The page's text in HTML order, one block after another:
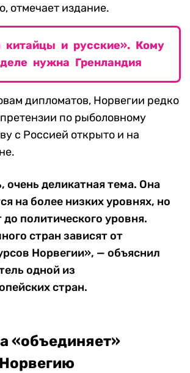
отмечает издание.
китайцы и русские». Кому
нужна Гренландия
дипломатов, Норвегии редко
по рыболовному
с Россией открыто и на
очень деликатная тема. Она
на более низких уровнях, но
до политического уровня.
стран зависят от
Норвегии», — объяснил
одной из
стран.
«объединяет»